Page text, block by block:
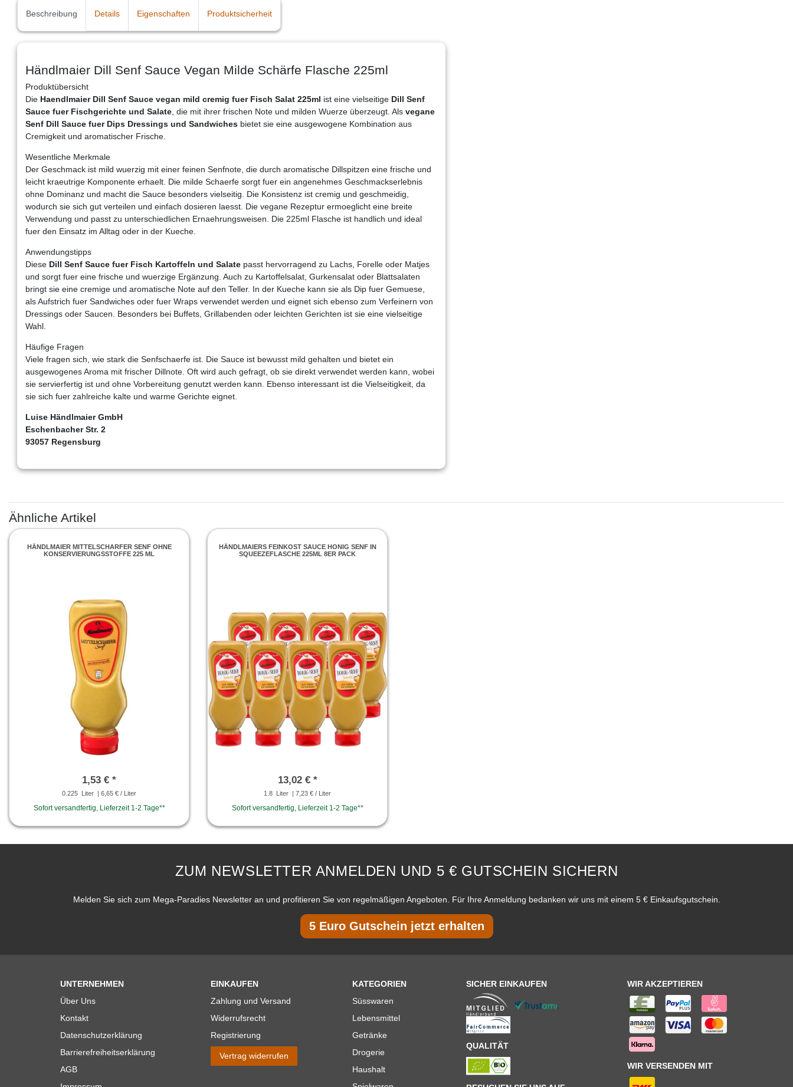
Beschreibung Details Eigenschaften Produktsicherheit
Händlmaier Dill Senf Sauce Vegan Milde Schärfe Flasche 225ml
Produktübersicht
Die Haendlmaier Dill Senf Sauce vegan mild cremig fuer Fisch Salat 225ml ist eine vielseitige Dill Senf
Sauce fuer Fischgerichte und Salate , die mit ihrer frischen Note und milden Wuerze überzeugt. Als vegane
Senf Dill Sauce fuer Dips Dressings und Sandwiches bietet sie eine ausgewogene Kombination aus
Cremigkeit und aromatischer Frische.
Wesentliche Merkmale
Der Geschmack ist mild wuerzig mit einer feinen Senfnote, die durch aromatische Dillspitzen eine frische und
leicht kraeutrige Komponente erhaelt. Die milde Schaerfe sorgt fuer ein angenehmes Geschmackserlebnis
ohne Dominanz und macht die Sauce besonders vielseitig. Die Konsistenz ist cremig und geschmeidig,
wodurch sie sich gut verteilen und einfach dosieren laesst. Die vegane Rezeptur ermoeglicht eine breite
Verwendung und passt zu unterschiedlichen Ernaehrungsweisen. Die 225ml Flasche ist handlich und ideal
fuer den Einsatz im Alltag oder in der Kueche.
Anwendungstipps
Diese Dill Senf Sauce fuer Fisch Kartoffeln und Salate passt hervorragend zu Lachs, Forelle oder Matjes
und sorgt fuer eine frische und wuerzige Ergänzung. Auch zu Kartoffelsalat, Gurkensalat oder Blattsalaten
bringt sie eine cremige und aromatische Note auf den Teller. In der Kueche kann sie als Dip fuer Gemuese,
als Aufstrich fuer Sandwiches oder fuer Wraps verwendet werden und eignet sich ebenso zum Verfeinern von
Dressings oder Saucen. Besonders bei Buffets, Grillabenden oder leichten Gerichten ist sie eine vielseitige
Wahl.
Häufige Fragen
Viele fragen sich, wie stark die Senfschaerfe ist. Die Sauce ist bewusst mild gehalten und bietet ein
ausgewogenes Aroma mit frischer Dillnote. Oft wird auch gefragt, ob sie direkt verwendet werden kann, wobei
sie servierfertig ist und ohne Vorbereitung genutzt werden kann. Ebenso interessant ist die Vielseitigkeit, da
sie sich fuer zahlreiche kalte und warme Gerichte eignet.
Luise Händlmaier GmbH
Eschenbacher Str. 2
93057 Regensburg
Ähnliche Artikel
HÄNDLMAIER MITTELSCHARFER SENF OHNE
KONSERVIERUNGSSTOFFE 225 ML
1,53 € *
0.225 Liter | 6,65 € / Liter
Sofort versandfertig, Lieferzeit 1-2 Tage**
HÄNDLMAIERS FEINKOST SAUCE HONIG SENF IN
SQUEEZEFLASCHE 225ML 8ER PACK
13,02 € *
1.8 Liter | 7,23 € / Liter
Sofort versandfertig, Lieferzeit 1-2 Tage**
ZUM NEWSLETTER ANMELDEN UND 5 € GUTSCHEIN SICHERN
Melden Sie sich zum Mega-Paradies Newsletter an und profitieren Sie von regelmäßigen Angeboten. Für Ihre Anmeldung bedanken wir uns mit einem 5 € Einkaufsgutschein.
5 Euro Gutschein jetzt erhalten
UNTERNEHMEN
Über Uns
Kontakt
Datenschutzerklärung
Barrierefreiheitserklärung
AGB
EINKAUFEN
Zahlung und Versand
Widerrufsrecht
Registrierung
Vertrag widerrufen
KATEGORIEN
Süsswaren
Lebensmittel
Getränke
Drogerie
Haushalt
SICHER EINKAUFEN
QUALITÄT
WIR AKZEPTIEREN
WIR VERSENDEN MIT